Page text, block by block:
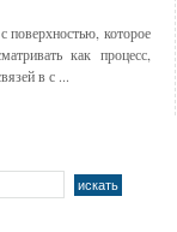
поверхностью, которое
как процесс,
в с ...